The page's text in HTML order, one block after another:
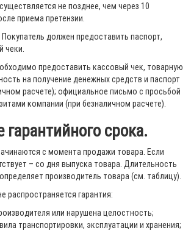
не позднее, чем через 10
приема претензии.
должен предоставить паспорт,
чеки.
предоставить кассовый чек, товарную
на получение денежных средств и паспорт
расчете); официальное письмо с просьбой
компании (при безналичном расчете).
гарантийного срока.
с момента продажи товара. Если
– со дня выпуска товара. Длительность
производитель товара (см. таблицу).
распространяется гарантия:
или нарушена целостность;
транспортировки, эксплуатации и хранения;